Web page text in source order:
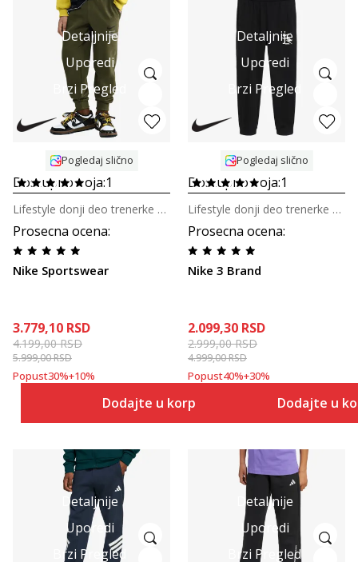
Detaljnije
Uporedi
Brzi Pregled
Pogledaj slično
Dostupno boja:1
Prosecna ocena:
Nike Sportswear
Lifestyle donji deo trenerke za tinejdžere
3.779,10 RSD
4.199,00RSD
5.999,00RSD
Popust30%+10%
Dodajte u korpu
Detaljnije
Uporedi
Brzi Pregled
Pogledaj slično
Dostupno boja:1
Prosecna ocena:
Nike 3 Brand
Lifestyle donji deo trenerke za tinejdžere
2.099,30 RSD
2.999,00RSD
4.999,00RSD
Popust40%+30%
Dodajte u
Detaljnije
Uporedi
Brzi Pregled
Detaljnije
Uporedi
Brzi Pregled